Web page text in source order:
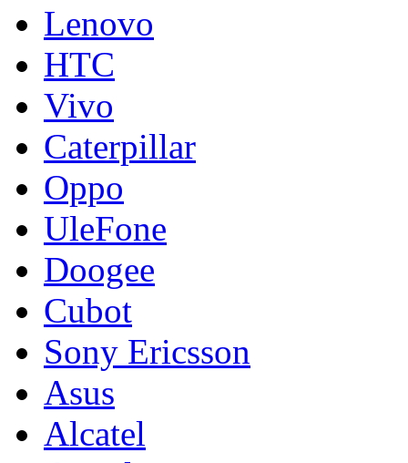
Lenovo
HTC
Vivo
Caterpillar
Oppo
UleFone
Doogee
Cubot
Sony Ericsson
Asus
Alcatel